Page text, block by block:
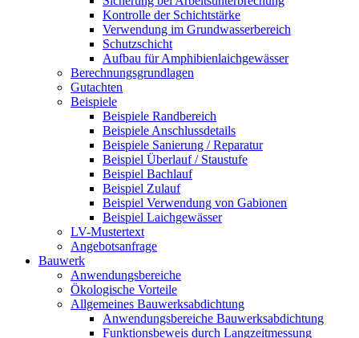
Kontrolle der Schichtstärke
Verwendung im Grundwasserbereich
Schutzschicht
Aufbau für Amphibienlaichgewässer
Berechnungsgrundlagen
Gutachten
Beispiele
Beispiele Randbereich
Beispiele Anschlussdetails
Beispiele Sanierung / Reparatur
Beispiel Überlauf / Staustufe
Beispiel Bachlauf
Beispiel Zulauf
Beispiel Verwendung von Gabionen
Beispiel Laichgewässer
LV-Mustertext
Angebotsanfrage
Bauwerk
Anwendungsbereiche
Ökologische Vorteile
Allgemeines Bauwerksabdichtung
Anwendungsbereiche Bauwerksabdichtung
Funktionsbeweis durch Langzeitmessung